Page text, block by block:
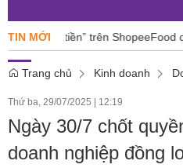
TIN MỚItiền” trên ShopeeFood dịp
Trang chủ Kinh doanh
Thứ ba, 29/07/2025 12:19
Ngày 30/7 chốt
doanh nghiệp đồng